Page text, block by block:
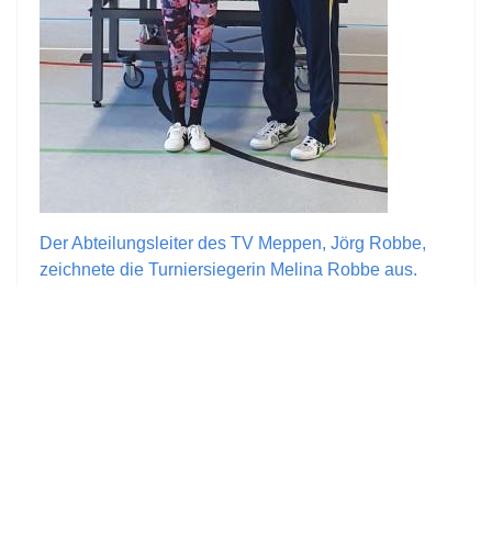
Der Abteilungsleiter des TV Meppen, Jörg Robbe,
zeichnete die Turniersiegerin Melina Robbe aus.